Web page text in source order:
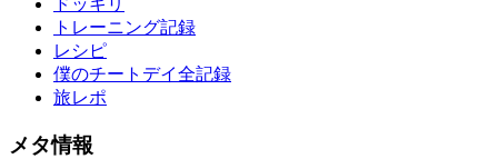
ドッキリ
トレーニング記録
レシピ
僕のチートデイ全記録
旅レポ
メタ情報